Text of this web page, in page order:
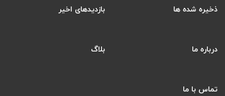
ذخیره شده ها بازدیدهای اخیر
درباره ما بلاگ
تماس با ما